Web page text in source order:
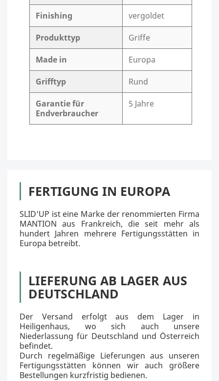
Finishing vergoldet
Produkttyp Griffe
Made in Europa
Grifftyp Rund
Garantie für
Endverbraucher
5 Jahre
FERTIGUNG IN EUROPA
SLID'UP ist eine Marke der renommierten Firma
MANTION aus Frankreich, die seit mehr als
hundert Jahren mehrere Fertigungsstätten in
Europa betreibt.
LIEFERUNG AB LAGER AUS
DEUTSCHLAND
Der Versand erfolgt aus dem Lager in
Heiligenhaus, wo sich auch unsere
Niederlassung für Deutschland und Österreich
befindet.
Durch regelmäßige Lieferungen aus unseren
Fertigungsstätten können wir auch größere
Bestellungen kurzfristig bedienen.